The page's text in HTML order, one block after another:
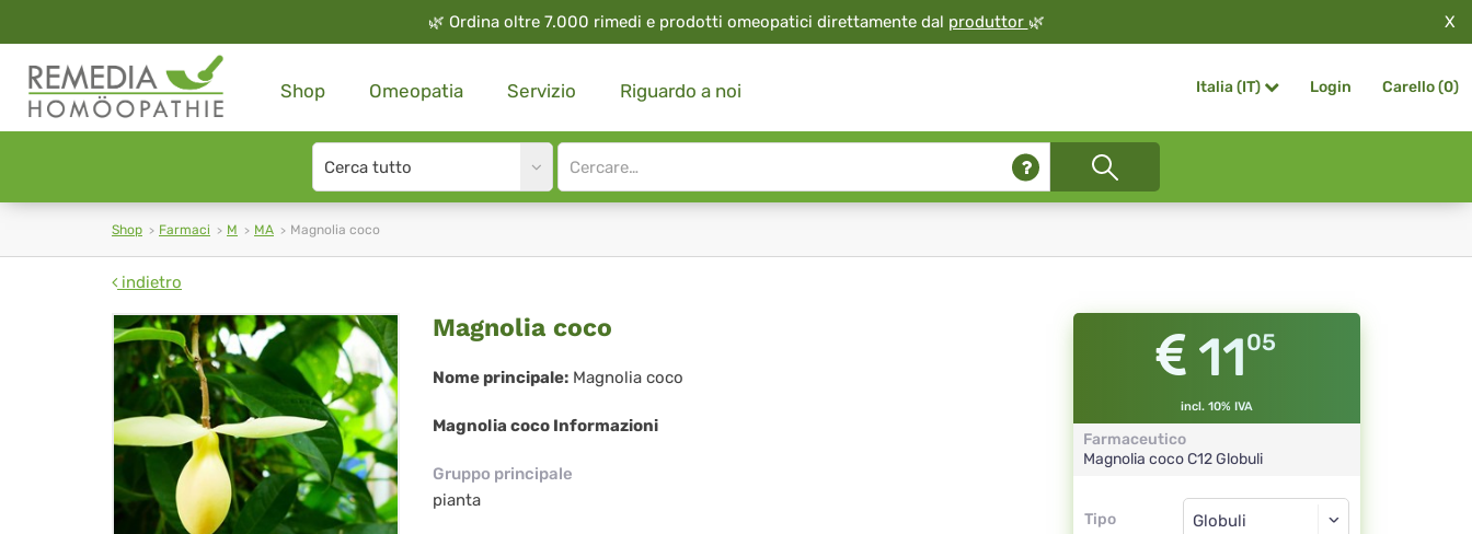
🌿 Ordina oltre 7.000 rimedi e prodotti omeopatici direttamente dal produttor 🌿 X
Shop Omeopatia Servizio Riguardo a noi Italia (IT) Login Carello (0)
Search
type
Site
search
Shop Farmaci M MA Magnolia coco
indietro
Magnolia
coco
Magnolia coco
Nome principale: Magnolia coco
Magnolia coco Informazioni
Gruppo principale
pianta
1105
incl. 10% IVA
Farmaceutico
Magnolia cocoC12 Globuli
Tipo
Tipo